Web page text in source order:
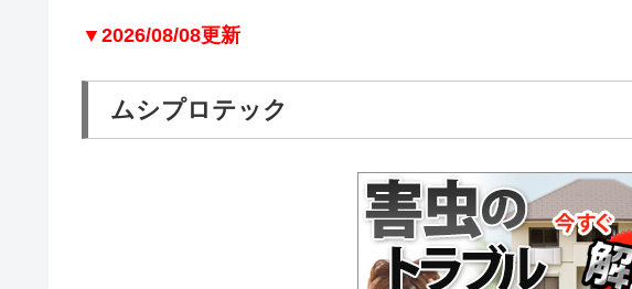
▼2026/08/08更新
ムシプロテック